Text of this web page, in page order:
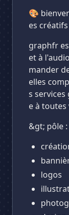
🎨
es
graphfr
et à
mander
elles
s
e à toutes
&gt; pôle :
logos